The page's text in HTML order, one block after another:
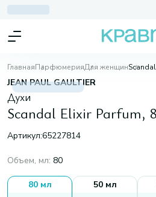
ГлавнаяПарфюмерияДля женщин
JEAN PAUL GAULTIER
Духи
Scandal Elixir Parfum,
Артикул:65227814
Объем, мл: 80
80 мл 50 мл